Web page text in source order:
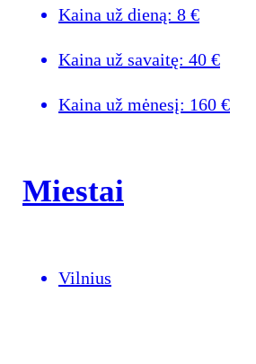
Kaina už dieną: 8 €
Kaina už savaitę: 40 €
Kaina už mėnesį: 160 €
Miestai
Vilnius